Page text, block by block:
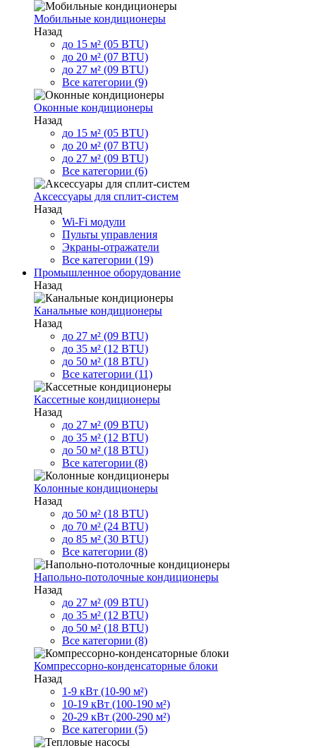
Мобильные кондиционеры
Назад
до 15 м² (05 BTU)
до 20 м² (07 BTU)
до 27 м² (09 BTU)
Все категории (9)
Оконные кондиционеры
Назад
до 15 м² (05 BTU)
до 20 м² (07 BTU)
до 27 м² (09 BTU)
Все категории (6)
Аксессуары для сплит-систем
Назад
Wi-Fi модули
Пульты управления
Экраны-отражатели
Все категории (19)
Промышленное оборудование
Назад
Канальные кондиционеры
Назад
до 27 м² (09 BTU)
до 35 м² (12 BTU)
до 50 м² (18 BTU)
Все категории (11)
Кассетные кондиционеры
Назад
до 27 м² (09 BTU)
до 35 м² (12 BTU)
до 50 м² (18 BTU)
Все категории (8)
Колонные кондиционеры
Назад
до 50 м² (18 BTU)
до 70 м² (24 BTU)
до 85 м² (30 BTU)
Все категории (8)
Напольно-потолочные кондиционеры
Назад
до 27 м² (09 BTU)
до 35 м² (12 BTU)
до 50 м² (18 BTU)
Все категории (8)
Компрессорно-конденсаторные блоки
Назад
1-9 кВт (10-90 м²)
10-19 кВт (100-190 м²)
20-29 кВт (200-290 м²)
Все категории (5)